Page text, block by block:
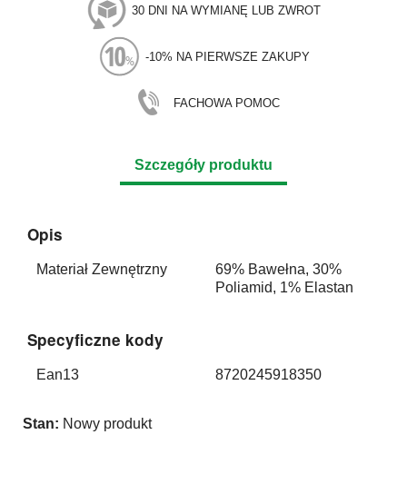
30 DNI NA WYMIANĘ LUB ZWROT
-10% NA PIERWSZE ZAKUPY
FACHOWA POMOC
Szczegóły produktu
Opis
Materiał Zewnętrzny
69% Bawełna, 30%
Poliamid, 1% Elastan
Specyficzne kody
Ean13 8720245918350
Stan: Nowy produkt